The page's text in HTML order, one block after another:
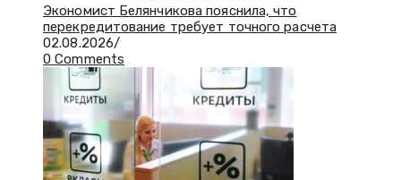
Экономист Белянчикова пояснила, что
перекредитование требует точного расчета
02.08.2026/
0 Comments